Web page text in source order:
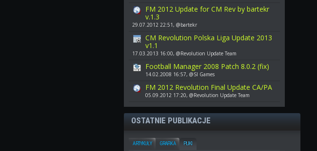
FM 2012 Update for CM Rev by bartekr
v.1.3
29.07.2012 22:51, @bartekr
CM Revolution Polska Liga Update 2013
v1.1
17.03.2013 16:00, @Revolution Update Team
Football Manager 2008 Patch 8.0.2 (fix)
14.02.2008 16:57, @SI Games
FM 2012 Revolution Final Update CA/PA
05.09.2012 17:20, @Revolution Update Team
OSTATNIE PUBLIKACJE
ARTYKUŁY GRAFIKA PLIKI